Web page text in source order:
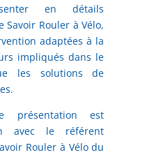
en détails
Savoir Rouler à Vélo,
adaptées à la
impliqués dans le
les solutions de
présentation est
avec le référent
Rouler à Vélo du